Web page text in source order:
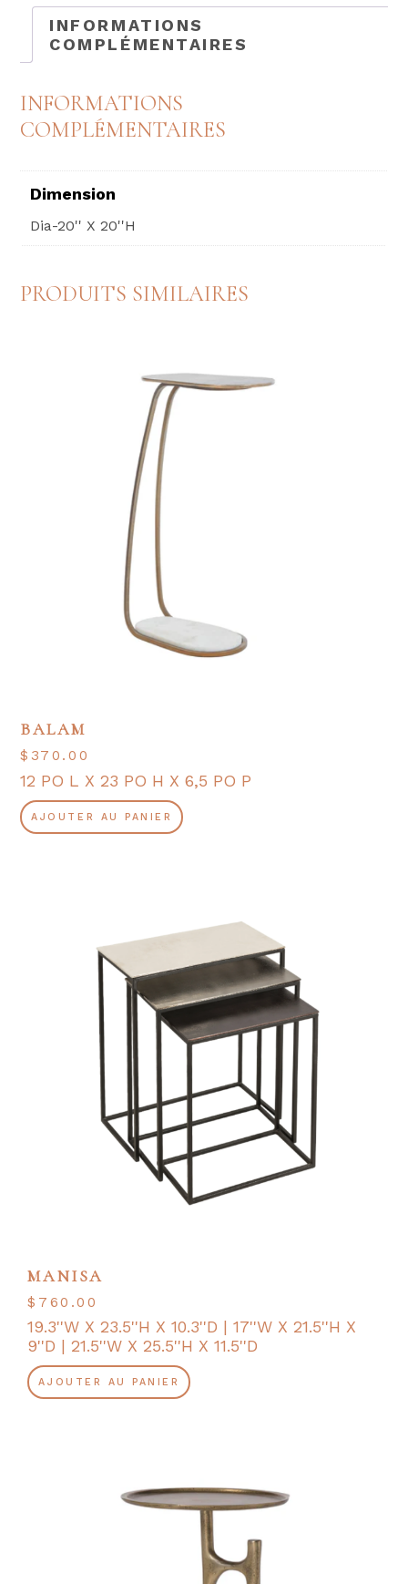
INFORMATIONS
COMPLÉMENTAIRES
INFORMATIONS
COMPLÉMENTAIRES
Dimension
Dia-20'' X 20''H
PRODUITS SIMILAIRES
BALAM
$ 370.00
12 PO L X 23 PO H X 6,5 PO P
AJOUTER AU PANIER
MANISA
$ 760.00
19.3''W X 23.5''H X 10.3''D | 17''W X 21.5''H X
9''D | 21.5''W X 25.5''H X 11.5''D
AJOUTER AU PANIER